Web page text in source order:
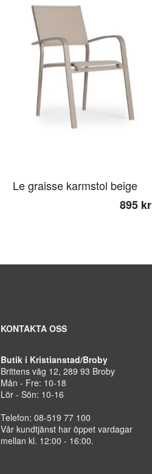
Le graisse karmstol beige
895 kr
KONTAKTA OSS
Butik i Kristianstad/Broby
Brittens väg 12, 289 93 Broby
Mån - Fre: 10-18
Lör - Sön: 10-16
Telefon: 08-519 77 100
Vår kundtjänst har öppet vardagar
mellan kl. 12:00 - 16:00.